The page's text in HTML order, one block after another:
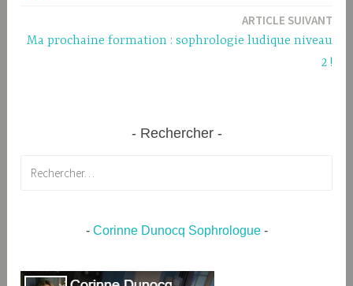
ARTICLE SUIVANT
Ma prochaine formation : sophrologie ludique niveau
2 !
Rechercher
- Corinne Dunocq Sophrologue-